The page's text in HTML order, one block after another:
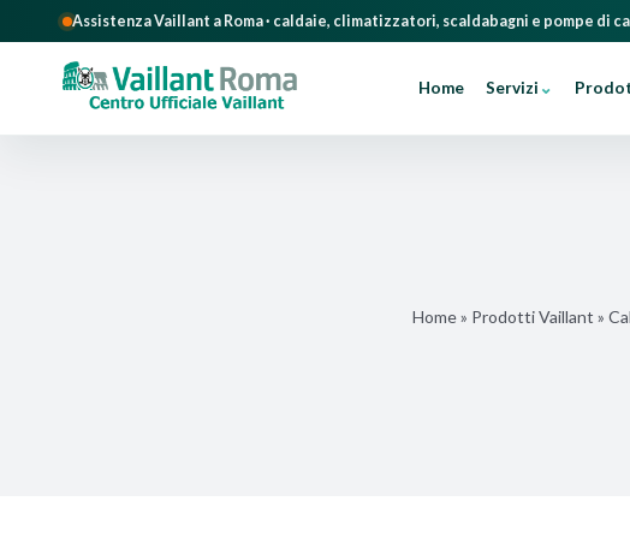
Assistenza Vaillant a Roma · caldaie, climatizzatori, scaldabagni e pompe di
Home Servizi
Home» Prodotti Vaillant »